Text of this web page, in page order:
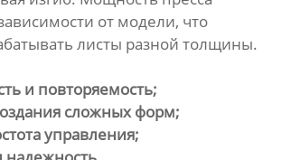
от модели, что
листы разной толщины.
и повторяемость;
сложных форм;
управления;